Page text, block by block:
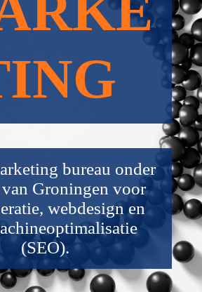
bureau onder
Groningen voor
webdesign en
(SEO).